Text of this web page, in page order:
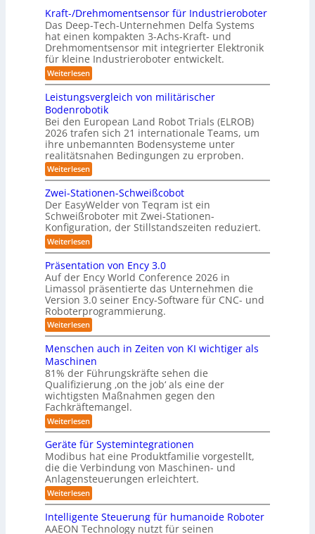
a
x
s
n
a
h
e
A
u
t
o
m
a
t
i
s
i
e
r
u
n
g
s
l
ö
s
u
n
g
e
n
f
2
0
2
6
n
g
S
y
s
e
m
m
p
a
t
e
s
3
D
-
S
t
e
r
e
o
-
K
m
e
r
a
s
y
s
t
e
m
f
ü
r
R
o
b
o
t
i
k
Kraft-/Drehmomentsensor für Industrieroboter
Das Deep-Tech-Unternehmen Delfa Systems
hat einen kompakten 3-Achs-Kraft- und
Drehmomentsensor mit integrierter Elektronik
für kleine Industrieroboter entwickelt.
Weiterlesen:
K
a
f
t
-
/
D
r
e
h
m
o
m
e
n
t
s
e
n
s
o
r
f
ü
r
I
n
d
u
s
t
r
i
e
r
b
o
t
e
r
Leistungsvergleich von militärischer
Bodenrobotik
Bei den European Land Robot Trials (ELROB)
2026 trafen sich 21 internationale Teams, um
ihre unbemannten Bodensysteme unter
realitätsnahen Bedingungen zu erproben.
Weiterlesen:
L
e
i
s
t
u
n
g
s
v
e
r
g
l
e
i
c
h
v
o
n
m
i
l
i
t
ä
r
i
s
c
h
e
r
B
o
Zwei-Stationen-Schweißcobot
Der EasyWelder von Teqram ist ein
Schweißroboter mit Zwei-Stationen-
Konfiguration, der Stillstandszeiten reduziert.
Weiterlesen:
Z
w
e
i
-
S
t
a
t
i
o
n
e
n
-
S
c
h
w
i
ß
c
o
b
o
t
Präsentation von Ency 3.0
Auf der Ency World Conference 2026 in
Limassol präsentierte das Unternehmen die
Version 3.0 seiner Ency-Software für CNC- und
Roboterprogrammierung.
Weiterlesen:
P
ä
s
e
n
t
a
t
i
o
n
v
o
n
E
n
c
y
3
.
Menschen auch in Zeiten von KI wichtiger als
Maschinen
81% der Führungskräfte sehen die
Qualifizierung ‚on the job‘ als eine der
wichtigsten Maßnahmen gegen den
Fachkräftemangel.
Weiterlesen:
M
n
s
c
h
e
n
a
u
c
Geräte für Systemintegrationen
Modibus hat eine Produktfamilie vorgestellt,
die die Verbindung von Maschinen- und
Anlagensteuerungen erleichtert.
Weiterlesen:
G
e
r
ä
Intelligente Steuerung für humanoide Roboter
AAEON Technology nutzt für seinen